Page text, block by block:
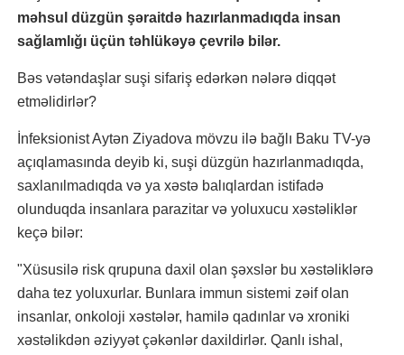
məhsul düzgün şəraitdə hazırlanmadıqda insan
sağlamlığı üçün təhlükəyə çevrilə bilər.
Bəs vətəndaşlar suşi sifariş edərkən nələrə diqqət
etməlidirlər?
İnfeksionist Aytən Ziyadova mövzu ilə bağlı Baku TV-yə
açıqlamasında deyib ki, suşi düzgün hazırlanmadıqda,
saxlanılmadıqda və ya xəstə balıqlardan istifadə
olunduqda insanlara parazitar və yoluxucu xəstəliklər
keçə bilər:
"Xüsusilə risk qrupuna daxil olan şəxslər bu xəstəliklərə
daha tez yoluxurlar. Bunlara immun sistemi zəif olan
insanlar, onkoloji xəstələr, hamilə qadınlar və xroniki
xəstəlikdən əziyyət çəkənlər daxildirlər. Qanlı ishal,